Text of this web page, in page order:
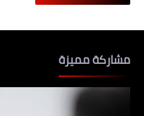
مشاركة مميزة